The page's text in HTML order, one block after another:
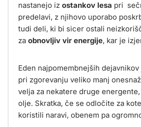
nastanejo iz ostankov lesa pri
predelavi, z njihovo uporabo
tudi deli, ki bi sicer ostali
za obnovljiv vir energije, kar je
Eden najpomembnejših
pri zgorevanju veliko manj
velja za nekatere druge
olje. Skratka, če se odločite za
koristili naravi, obenem pa